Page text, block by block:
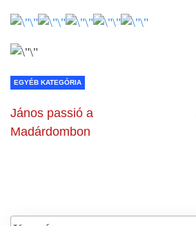
EGYÉB KATEGÓRIA
János passió a
Madárdombon